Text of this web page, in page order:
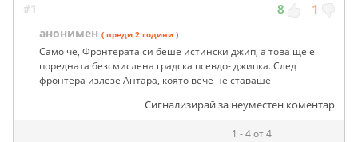
#1 8 1
анонимен ( преди 2 години )
Само че, Фронтерата си беше истински джип, а това ще е
поредната безсмислена градска псевдо- джипка. След
фронтера излезе Антара, която вече не ставаше
Сигнализирай за неуместен коментар
1 - 4 от 4